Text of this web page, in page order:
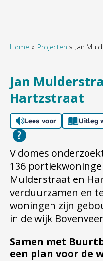
Naar hoofdinhoud
Naar hoofdnavigatiemenu
Home Projecten Jan
Jan
Hartzstraat
Lees voor Uitleg
Vidomes
136
Mulderstraat en
verduurzamen en
woningen zijn
in de wijk
Samen met
een plan voor de